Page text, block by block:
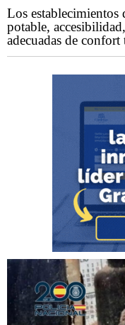
Los establecimientos
potable,
adecuadas de confort